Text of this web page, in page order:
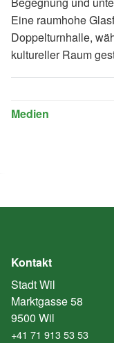
Eine raumhohe
Doppelturnhalle,
kultureller Raum
Medien
Kontakt
Stadt Wil
Marktgasse 58
9500 Wil
+41 71 913 53 53